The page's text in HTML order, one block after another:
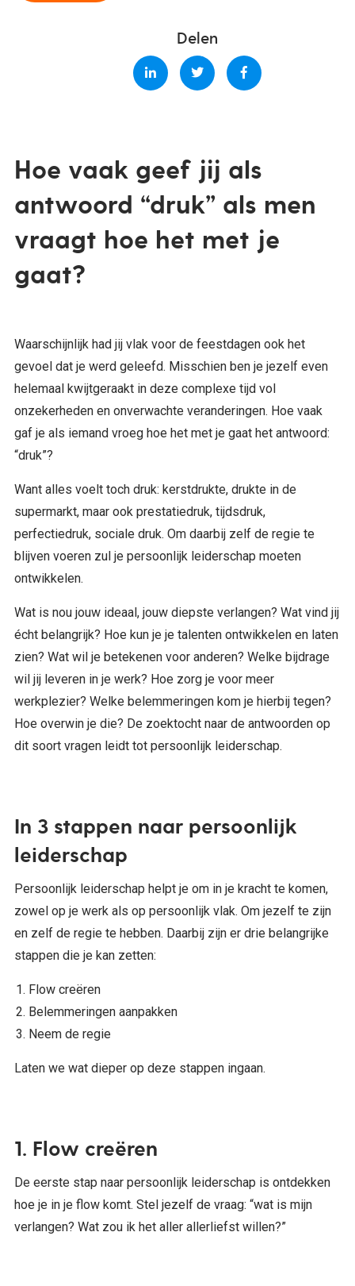
Delen
Hoe vaak geef jij als
antwoord “druk” als men
vraagt hoe het met je
gaat?
Waarschijnlijk had jij vlak voor de feestdagen ook het
gevoel dat je werd geleefd. Misschien ben je jezelf even
helemaal kwijtgeraakt in deze complexe tijd vol
onzekerheden en onverwachte veranderingen. Hoe vaak
gaf je als iemand vroeg hoe het met je gaat het antwoord:
“druk”?
Want alles voelt toch druk: kerstdrukte, drukte in de
supermarkt, maar ook prestatiedruk, tijdsdruk,
perfectiedruk, sociale druk. Om daarbij zelf de regie te
blijven voeren zul je persoonlijk leiderschap moeten
ontwikkelen.
Wat is nou jouw ideaal, jouw diepste verlangen? Wat vind jij
écht belangrijk? Hoe kun je je talenten ontwikkelen en laten
zien? Wat wil je betekenen voor anderen? Welke bijdrage
wil jij leveren in je werk? Hoe zorg je voor meer
werkplezier? Welke belemmeringen kom je hierbij tegen?
Hoe overwin je die? De zoektocht naar de antwoorden op
dit soort vragen leidt tot persoonlijk leiderschap.
In 3 stappen naar persoonlijk
leiderschap
Persoonlijk leiderschap helpt je om in je kracht te komen,
zowel op je werk als op persoonlijk vlak. Om jezelf te zijn
en zelf de regie te hebben. Daarbij zijn er drie belangrijke
stappen die je kan zetten:
Flow creëren
Belemmeringen aanpakken
Neem de regie
Laten we wat dieper op deze stappen ingaan.
1. Flow creëren
De eerste stap naar persoonlijk leiderschap is ontdekken
hoe je in je flow komt. Stel jezelf de vraag: “wat is mijn
verlangen? Wat zou ik het aller allerliefst willen?”